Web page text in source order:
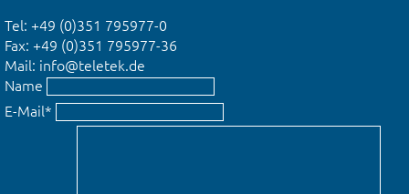
Tel: +49 (0)351 795977-0
Fax: +49 (0)351 795977-36
Mail: info@teletek.de
Name
E-Mail*